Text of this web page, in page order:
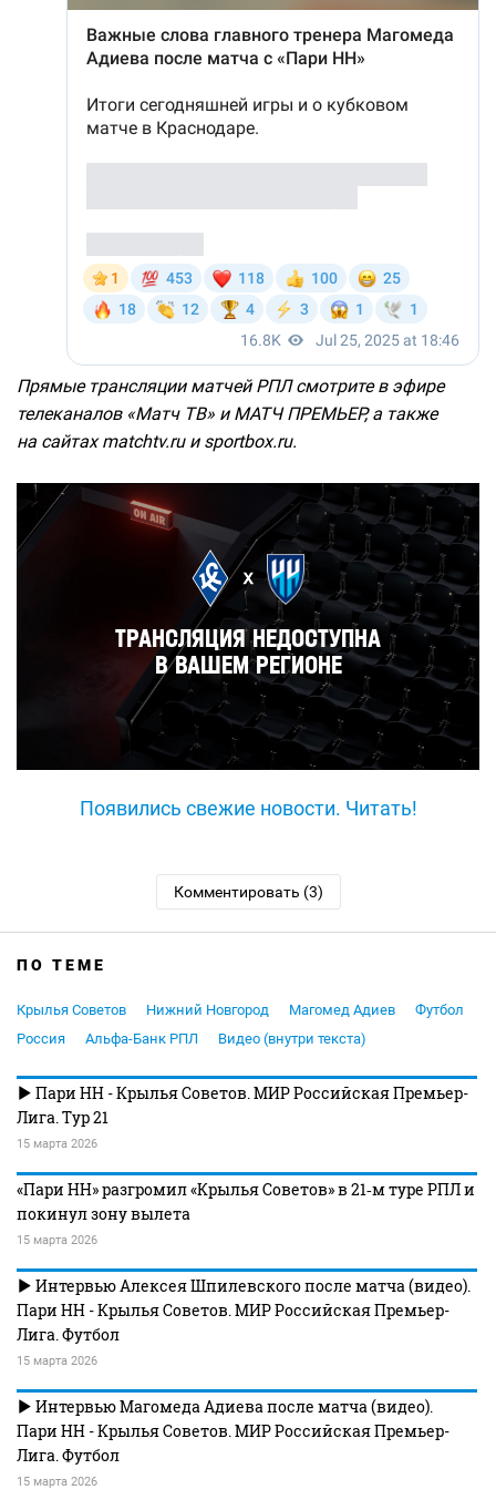
Прямые трансляции матчей РПЛ смотрите в эфире
телеканалов «Матч ТВ» и МАТЧ ПРЕМЬЕР, а также
на сайтах matchtv.ru и sportbox.ru.
Появились свежие новости. Читать!
Комментировать (3)
ПО ТЕМЕ
Крылья Советов Нижний Новгород Магомед Адиев
Футбол
Россия
Альфа-Банк РПЛ Видео (внутри текста)
Пари НН - Крылья Советов. МИР Российская Премьер-
Лига. Тур 21
15 марта 2026
«Пари НН» разгромил «Крылья Советов» в 21‑м туре РПЛ и
покинул зону вылета
15 марта 2026
Интервью Алексея Шпилевского после матча (видео).
Пари НН - Крылья Советов. МИР Российская Премьер-
Лига. Футбол
15 марта 2026
Интервью Магомеда Адиева после матча (видео).
Пари НН - Крылья Советов. МИР Российская Премьер-
Лига. Футбол
15 марта 2026